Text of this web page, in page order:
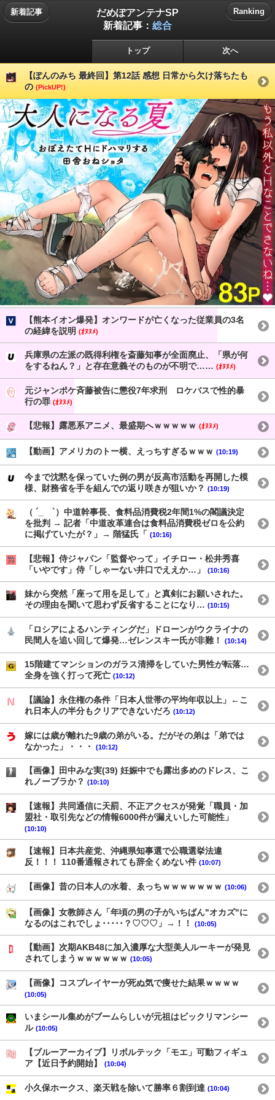
新着記事
だめぽアンテナSP
新着記事： 総合
Ranking
トップ 次へ
【ぽんのみち 最終回】第12話 感想 日常から欠け落ちたも
の (PickUP!)
【熊本イオン爆発】オンワードが亡くなった従業員の3名
の経緯を説明 (ｵﾇﾇﾒ)
兵庫県の左派の既得利権を斎藤知事が全面廃止、「県が何
をするねん？」と存在意義そのものが不明で…… (ｵﾇﾇﾒ)
元ジャンポケ斉藤被告に懲役7年求刑 ロケバスで性的暴
行の罪 (ｵﾇﾇﾒ)
【悲報】露悪系アニメ、最盛期へｗｗｗｗｗ (ｵﾇﾇﾒ)
【動画】アメリカのトー横、えっちすぎるｗｗｗ (10:19)
今まで沈黙を保っていた例の男が反高市活動を再開した模
様、財務省を手を組んでの返り咲きが狙いか？ (10:19)
（ ´_ゝ`）中道幹事長、食料品消費税2年間1%の閣議決定
を批判 → 記者「中道改革連合は食料品消費税ゼロを公約
に掲げていたが？」→ 階猛氏「 (10:16)
【悲報】侍ジャパン「監督やって」イチロー・松井秀喜
「いやです」侍「しゃーない井口でええか…」
(10:16)
妹から突然「座って用を足して」と真剣にお願いされた。
その理由を聞いて思わず反省することになり… (10:15)
「ロシアによるハンティングだ」ドローンがウクライナの
民間人を追い回して爆発…ゼレンスキー氏が非難！
(10:14)
15階建てマンションのガラス清掃をしていた男性が転落…
全身を強く打って死亡 (10:12)
【議論】永住権の条件「日本人世帯の平均年収以上」←こ
れ日本人の半分もクリアできないだろ (10:12)
嫁には歳が離れた9歳の弟がいる。だがその弟は「弟では
なかった」・・・
(10:12)
【画像】田中みな実(39) 妊娠中でも露出多めのドレス、こ
れノーブラか？ (10:10)
【速報】共同通信に天罰、不正アクセスが発覚「職員・加
盟社・取引先などの情報6000件が漏えいした可能性」
(10:10)
【速報】日本共産党、沖縄県知事選で公職選挙法違
反！！！ 110番通報されても辞全くめない件 (10:07)
【画像】昔の日本人の水着、ゑっちｗｗｗｗｗｗｗ (10:06)
【画像】女教師さん「年頃の男の子がいちばん"オカズ"に
なるのはこれでしょ･････？♡♡♡」→！！
(10:05)
【動画】次期AKB48に加入濃厚な大型美人ルーキーが発見
されてしまうｗｗｗｗｗｗ (10:05)
【画像】コスプレイヤーが死ぬ気で痩せた結果ｗｗｗｗ
(10:05)
いまシール集めがブームらしいが元祖はビックリマンシー
ル (10:05)
【ブルーアーカイブ】リボルテック「モエ」可動フィギュ
ア【近日予約開始】
(10:04)
小久保ホークス、楽天戦を除いて勝率６割到達 (10:04)